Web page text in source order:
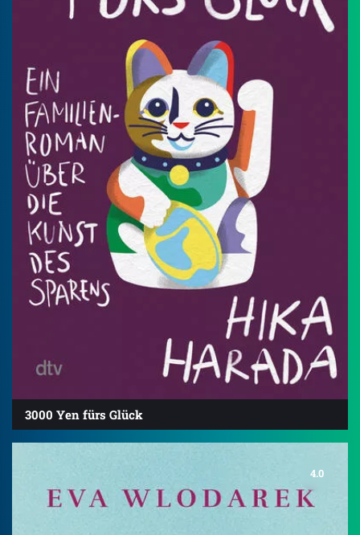
3000 Yen fürs Glück
4.0